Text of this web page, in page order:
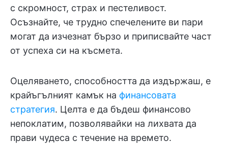
с скромност, страх и пестеливост.
Осъзнайте, че трудно спечелените ви пари
могат да изчезнат бързо и приписвайте част
от успеха си на късмета.
Оцеляването, способността да издържаш, е
крайъгълният камък на финансовата
стратегия. Целта е да бъдеш финансово
непоклатим, позволявайки на лихвата да
прави чудеса с течение на времето.